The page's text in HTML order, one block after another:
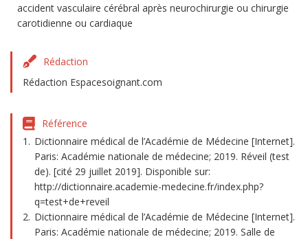
accident vasculaire cérébral après neurochirurgie ou chirurgie
carotidienne ou cardiaque
Rédaction
Rédaction Espacesoignant.com
Référence
Dictionnaire médical de l’Académie de Médecine [Internet].
Paris: Académie nationale de médecine; 2019. Réveil (test
de). [cité 29 juillet 2019]. Disponible sur:
http://dictionnaire.academie-medecine.fr/index.php?
q=test+de+reveil
Dictionnaire médical de l’Académie de Médecine [Internet].
Paris: Académie nationale de médecine; 2019. Salle de